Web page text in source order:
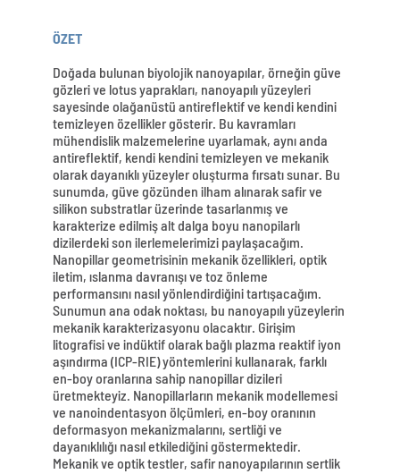
ÖZET
Doğada bulunan biyolojik nanoyapılar, örneğin güve
gözleri ve lotus yaprakları, nanoyapılı yüzeyleri
sayesinde olağanüstü antireflektif ve kendi kendini
temizleyen özellikler gösterir. Bu kavramları
mühendislik malzemelerine uyarlamak, aynı anda
antireflektif, kendi kendini temizleyen ve mekanik
olarak dayanıklı yüzeyler oluşturma fırsatı sunar. Bu
sunumda, güve gözünden ilham alınarak safir ve
silikon substratlar üzerinde tasarlanmış ve
karakterize edilmiş alt dalga boyu nanopilarlı
dizilerdeki son ilerlemelerimizi paylaşacağım.
Nanopillar geometrisinin mekanik özellikleri, optik
iletim, ıslanma davranışı ve toz önleme
performansını nasıl yönlendirdiğini tartışacağım.
Sunumun ana odak noktası, bu nanoyapılı yüzeylerin
mekanik karakterizasyonu olacaktır. Girişim
litografisi ve indüktif olarak bağlı plazma reaktif iyon
aşındırma (ICP-RIE) yöntemlerini kullanarak, farklı
en-boy oranlarına sahip nanopillar dizileri
üretmekteyiz. Nanopillarların mekanik modellemesi
ve nanoindentasyon ölçümleri, en-boy oranının
deformasyon mekanizmalarını, sertliği ve
dayanıklılığı nasıl etkilediğini göstermektedir.
Mekanik ve optik testler, safir nanoyapılarının sertlik